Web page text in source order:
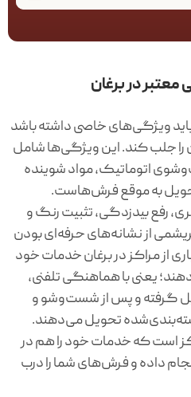
در برغان
ویژگی‌های خاصی داشته باشد
را جلب کند. این ویژگی‌ها شامل
اتوماتیک، مواد شوینده
به موقع فرش‌هاست.
رفع بیدزدگی، تثبیت رنگ و
از نشانه‌های حرفه‌ای بودن
از مراکز در برغان خدمات خود
یعنی با هماهنگی تلفنی،
گرفته و پس از شست‌وشو و
تحویل می‌دهند.
است که خدمات خود را هم در
داده و فرش‌های شما را درب